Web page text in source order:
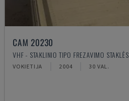
CAM 20230
VHF - STAKLINIO TIPO FREZAVIMO STAKLĖS
VOKIETIJA 2004 30 VAL.